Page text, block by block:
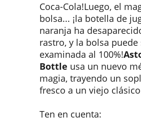
Coca-Cola!Luego, el
bolsa... ¡la botella de
naranja ha
rastro, y la bolsa puede
examinada al 100%!
Bottle usa un nuevo
magia, trayendo un
fresco a un viejo
Ten en cuenta: